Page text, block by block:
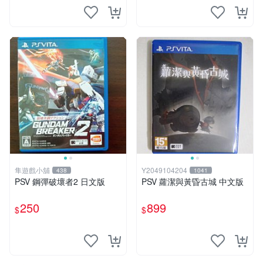
隼遊戲小舖 438
PSV 鋼彈破壞者2 日文版
$250
Y2049104204 1041
PSV 蘿潔與黃昏古城 中文版
$899